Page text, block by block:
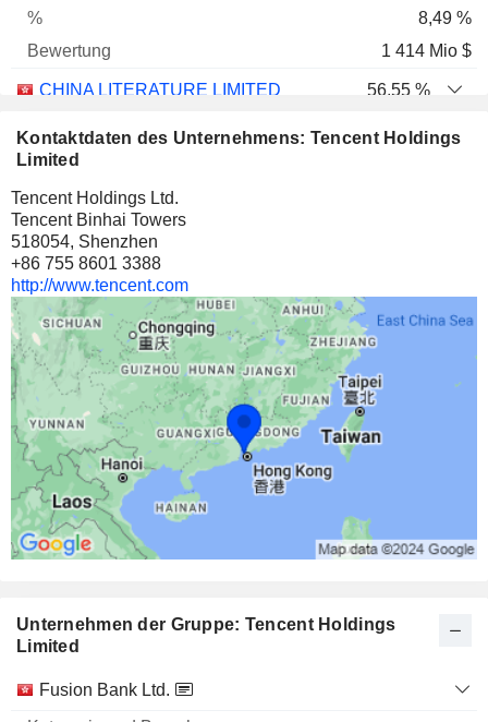
8,49 %
1 414 Mio $
CHINA LITERATURE LIMITED
56,55 %
AMER SPORTS, INC.
5,46 %
1 069 Mio $
SNAP INC.
232.655.030
KRAFTON, INC.
6.641.640
MININGLAMP TECHNOLOGY
Kontaktdaten des Unternehmens: Tencent Holdings
Limited
Tencent Holdings Ltd.
Tencent Binhai Towers
518054, Shenzhen
+86 755 8601 3388
http://www.tencent.com
Unternehmen der Gruppe: Tencent Holdings
Limited
Kategorie
Fusion Bank Ltd.